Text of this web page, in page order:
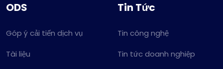
ODS
Góp ý cải tiến dịch vụ
Tài liệu
Tin Tức
Tin công nghệ
Tin tức doanh nghiệp